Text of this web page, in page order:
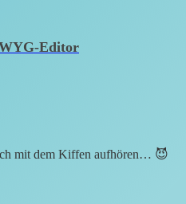
Editor
mit dem Kiffen aufhören… 😈